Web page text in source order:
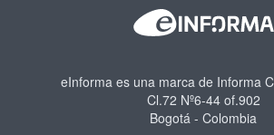
eInforma es una marca de Informa
Cl.72 Nº6-44 of.902
Bogotá - Colombia